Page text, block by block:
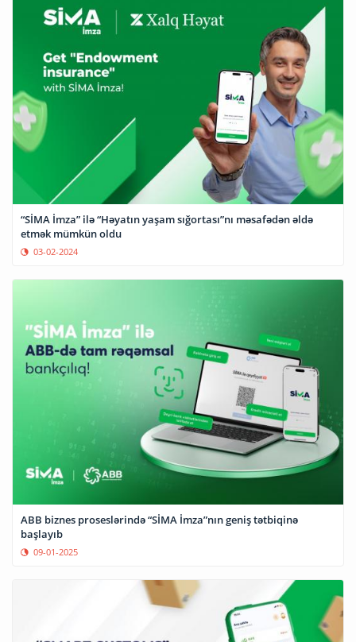
“SİMA İmza” ilə “Həyatın yaşam sığortası”nı məsafədən əldə
etmək mümkün oldu
03-02-2024
ABB biznes proseslərində “SİMA İmza”nın geniş tətbiqinə
başlayıb
09-01-2025